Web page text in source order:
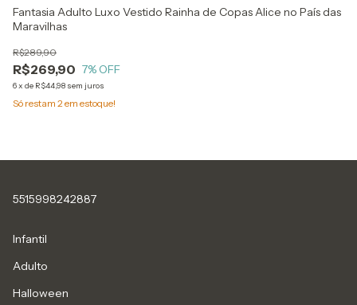
Fantasia Adulto Luxo Vestido Rainha de Copas Alice no País das
Maravilhas
R$269,90
R$289,90
7% OFF
6x de R$44,98 sem juros
Só restam 2em estoque!
5515998242887
Infantil
Adulto
Halloween